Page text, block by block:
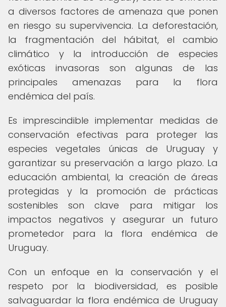
a diversos factores de amenaza que ponen
en riesgo su supervivencia. La deforestación,
la fragmentación del hábitat, el cambio
climático y la introducción de especies
exóticas invasoras son algunas de las
principales amenazas para la flora
endémica del país.
Es imprescindible implementar medidas de
conservación efectivas para proteger las
especies vegetales únicas de Uruguay y
garantizar su preservación a largo plazo. La
educación ambiental, la creación de áreas
protegidas y la promoción de prácticas
sostenibles son clave para mitigar los
impactos negativos y asegurar un futuro
prometedor para la flora endémica de
Uruguay.
Con un enfoque en la conservación y el
respeto por la biodiversidad, es posible
salvaguardar la flora endémica de Uruguay